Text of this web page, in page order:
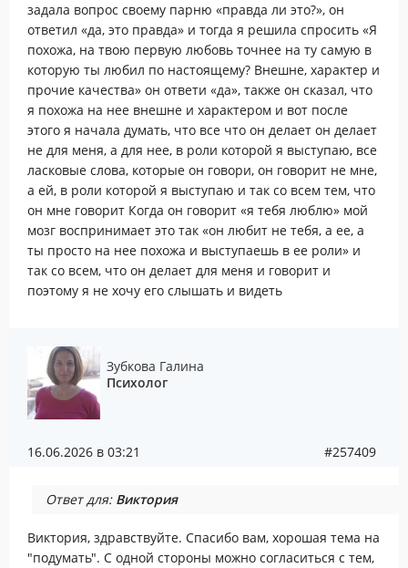
задала вопрос своему парню «правда ли это?», он
ответил «да, это правда» и тогда я решила спросить «Я
похожа, на твою первую любовь точнее на ту самую в
которую ты любил по настоящему? Внешне, характер и
прочие качества» он ответи «да», также он сказал, что
я похожа на нее внешне и характером и вот после
этого я начала думать, что все что он делает он делает
не для меня, а для нее, в роли которой я выступаю, все
ласковые слова, которые он говори, он говорит не мне,
а ей, в роли которой я выступаю и так со всем тем, что
он мне говорит Когда он говорит «я тебя люблю» мой
мозг воспринимает это так «он любит не тебя, а ее, а
ты просто на нее похожа и выступаешь в ее роли» и
так со всем, что он делает для меня и говорит и
поэтому я не хочу его слышать и видеть
Зубкова Галина
Психолог
16.06.2026 в 03:21 #257409
Ответ для: Виктория
Виктория, здравствуйте. Спасибо вам, хорошая тема на
"подумать". С одной стороны можно согласиться с тем,